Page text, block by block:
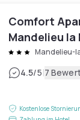
Comfort
Mandelieu la
VillageMandelieu-
4.5/5|7
Kostenlose